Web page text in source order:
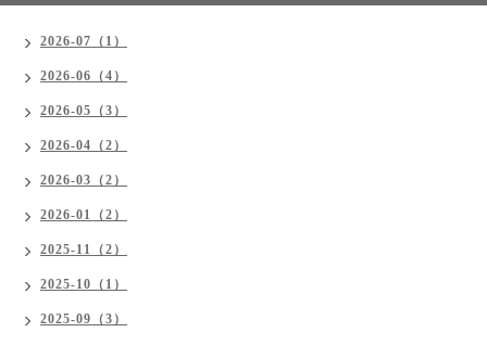
2026-07（1）
2026-06（4）
2026-05（3）
2026-04（2）
2026-03（2）
2026-01（2）
2025-11（2）
2025-10（1）
2025-09（3）